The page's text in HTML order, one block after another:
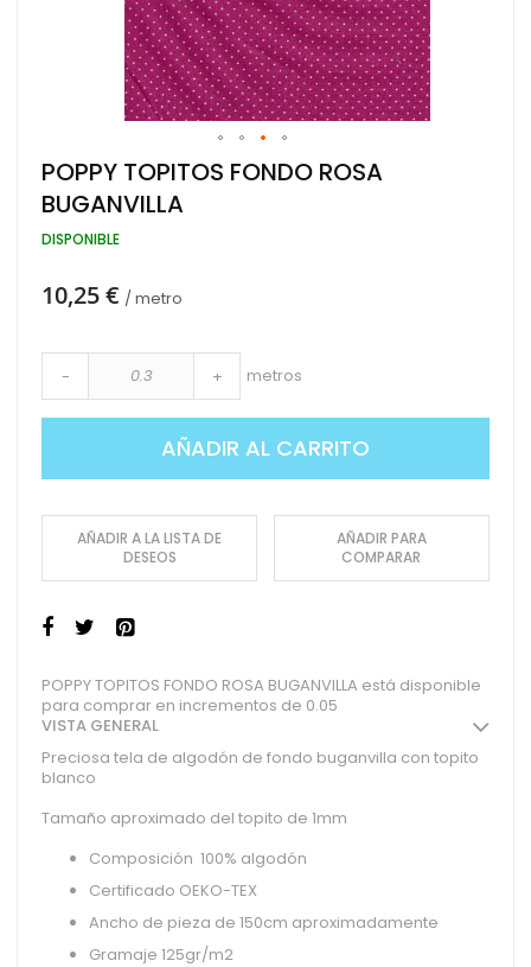
Saltar
al
comienzo
la
de
imágenes
POPPY TOPITOS FONDO ROSA
BUGANVILLA
DISPONIBLE
10,25 € / metro
- + metros
AÑADIR AL CARRITO
AÑADIR A LA LISTA DE
DESEOS
AÑADIR PARA
COMPARAR
POPPY TOPITOS FONDO ROSA BUGANVILLA está disponible
para comprar en incrementos de 0.05
VISTA GENERAL
Preciosa tela de algodón de fondo buganvilla con topito
blanco
Tamaño aproximado del topito de 1mm
Composición 100% algodón
Certificado OEKO-TEX
Ancho de pieza de 150cm aproximadamente
Gramaje 125gr/m2